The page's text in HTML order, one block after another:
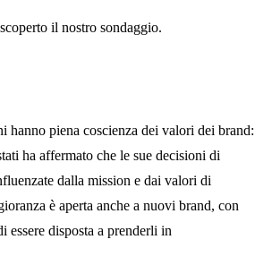
il nostro sondaggio.
hanno piena coscienza dei valori dei brand:
ha affermato che le sue decisioni di
dalla mission e dai valori di
è aperta anche a nuovi brand, con
essere disposta a prenderli in